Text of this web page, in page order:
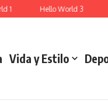
1 Hello World 3
Vida y Estilo